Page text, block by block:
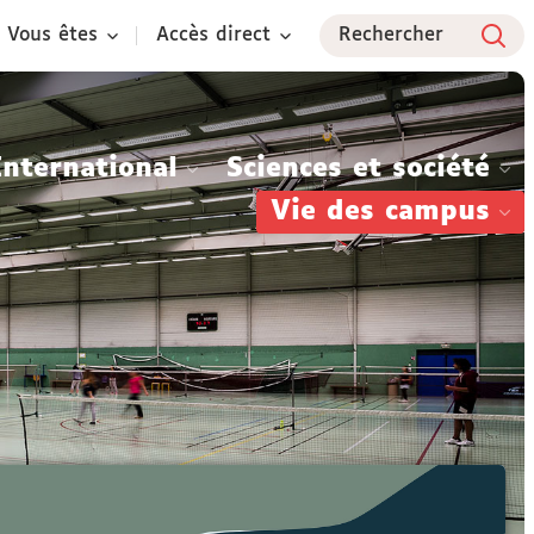
Vous êtes Accès direct Rechercher
Sciences et société
Vie des campus